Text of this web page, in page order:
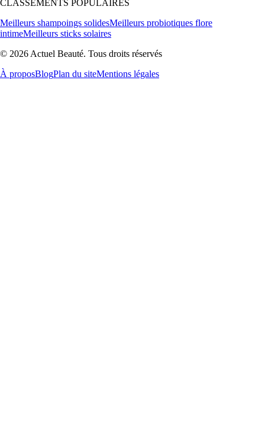
CLASSEMENTS POPULAIRES
Meilleurs shampoings solidesMeilleurs probiotiques flore
intimeMeilleurs sticks solaires
© 2026 Actuel Beauté. Tous droits réservés
À proposBlogPlan du siteMentions légales